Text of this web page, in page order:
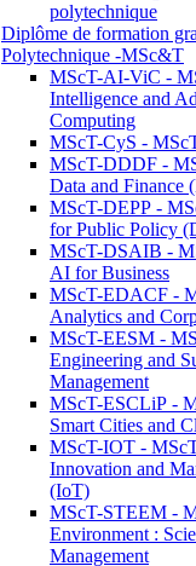
polytechnique
Diplôme de formation
Polytechnique -MSc&T
MScT-AI-ViC -
Intelligence and
Computing
MScT-CyS -
MScT-DDDF -
Data and Finance
MScT-DEPP -
for Public Policy
MScT-DSAIB -
AI for Business
MScT-EDACF -
Analytics and
MScT-EESM -
Engineering and
Management
MScT-ESCLiP -
Smart Cities and
MScT-IOT -
Innovation and
(IoT)
MScT-STEEM -
Environment :
Management